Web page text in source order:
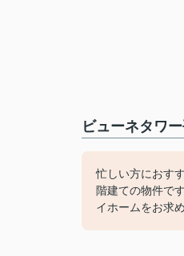
ビューネタワ
忙しい方におす
階建ての物件で
イホームをお求